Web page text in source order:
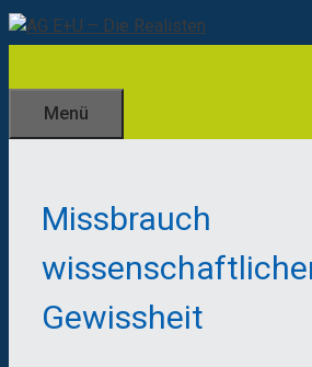
Zum
Inhalt
Menü
Missbrauch
Gewissheit